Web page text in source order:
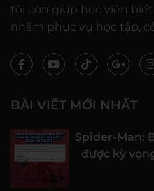
tôi còn giúp học viên
nhằm phục vụ học tập,
BÀI VIẾT MỚI NHẤT
Spider-Man:
được kỳ